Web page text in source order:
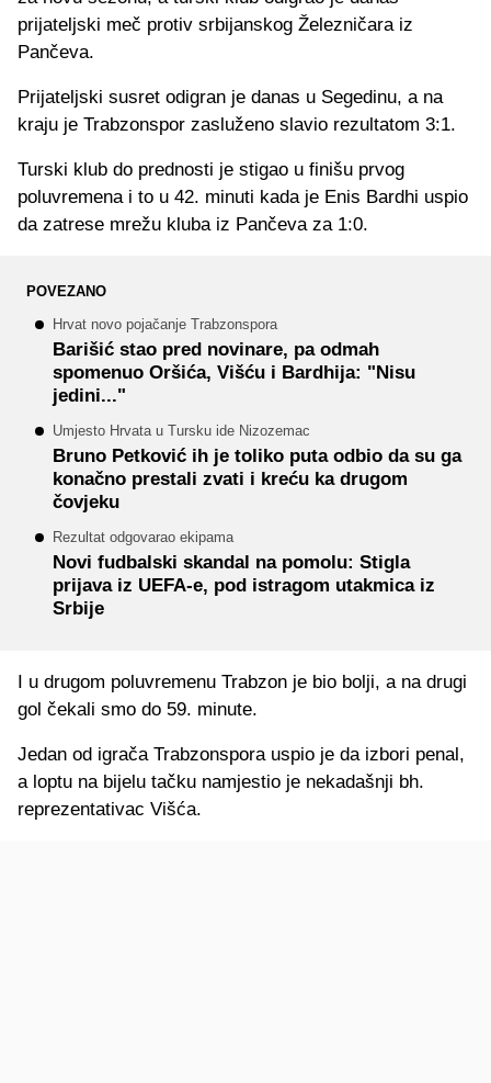
prijateljski meč protiv srbijanskog Železničara iz
Pančeva.
Prijateljski susret odigran je danas u Segedinu, a na
kraju je Trabzonspor zasluženo slavio rezultatom 3:1.
Turski klub do prednosti je stigao u finišu prvog
poluvremena i to u 42. minuti kada je Enis Bardhi uspio
da zatrese mrežu kluba iz Pančeva za 1:0.
POVEZANO
Hrvat novo pojačanje Trabzonspora
Barišić stao pred novinare, pa odmah
spomenuo Oršića, Višću i Bardhija: "Nisu
jedini..."
Umjesto Hrvata u Tursku ide Nizozemac
Bruno Petković ih je toliko puta odbio da su ga
konačno prestali zvati i kreću ka drugom
čovjeku
Rezultat odgovarao ekipama
Novi fudbalski skandal na pomolu: Stigla
prijava iz UEFA-e, pod istragom utakmica iz
Srbije
I u drugom poluvremenu Trabzon je bio bolji, a na drugi
gol čekali smo do 59. minute.
Jedan od igrača Trabzonspora uspio je da izbori penal,
a loptu na bijelu tačku namjestio je nekadašnji bh.
reprezentativac Višća.